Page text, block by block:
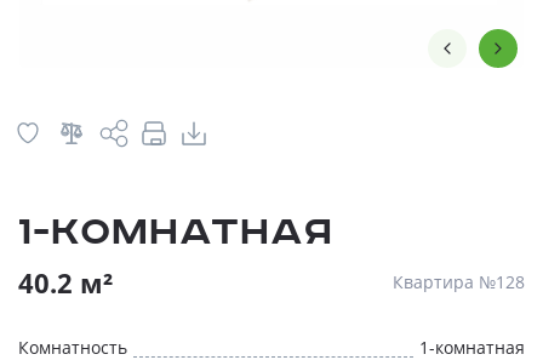
1-комнатная
40.2 м² Квартира №128
Комнатность
1-комнатная